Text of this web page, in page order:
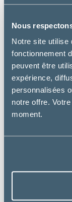
Nous
Notre site utilise
fonctionnement
peuvent être
expérience,
personnalisées
notre offre.
moment.